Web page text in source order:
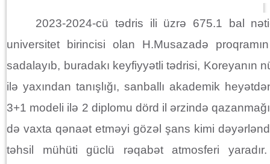
2023-2024-cü tədris ili üzrə 675.1 bal
universitet birincisi olan H.Musazadə
sadalayıb, buradakı keyfiyyətli tədrisi, Koreyanın
ilə yaxından tanışlığı, sanballı akademik
3+1 modeli ilə 2 diplomu dörd il ərzində
də vaxta qənaət etməyi gözəl şans kimi
təhsil mühüti güclü rəqabət atmosferi